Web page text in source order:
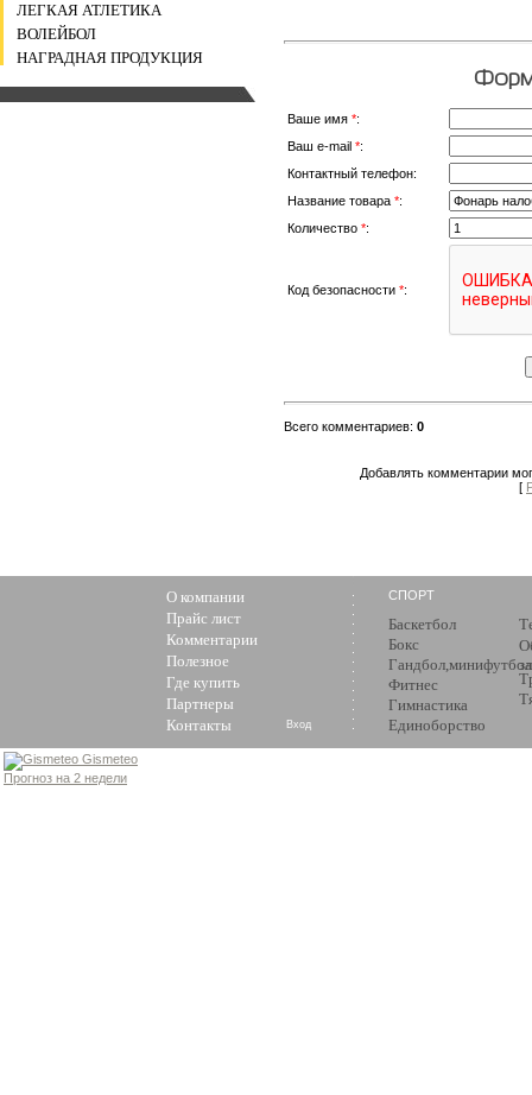
ЛЕГКАЯ АТЛЕТИКА
ВОЛЕЙБОЛ
НАГРАДНАЯ ПРОДУКЦИЯ
Ваше имя *:
Ваш e-mail *:
Контактный телефон:
Название товара *:
Количество *:
Код безопасности *:
Всего комментариев: 0
Добавлять комментарии
[
О компании
Прайс лист
Комментарии
Полезное
Где купить
Партнеры
Контакты
СПОРТ
Баскетбол
Бокс
Гандбол,минифутбол
Фитнес
Гимнастика
Единоборство
Вход
Gismeteo
Прогноз на 2 недели